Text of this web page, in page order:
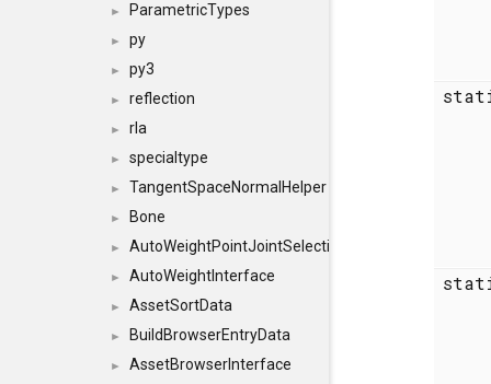
► ParametricTypes
► py
► py3
► reflection
► rla
► specialtype
► TangentSpaceNormalHelper
► Bone
► AutoWeightPointJointSelections
► AutoWeightInterface
► AssetSortData
► BuildBrowserEntryData
► AssetBrowserInterface